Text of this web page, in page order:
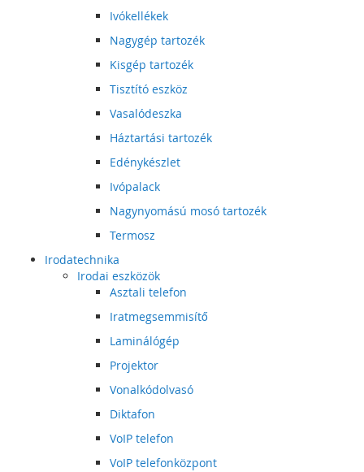
Ivókellékek
Nagygép tartozék
Kisgép tartozék
Tisztító eszköz
Vasalódeszka
Háztartási tartozék
Edénykészlet
Ivópalack
Nagynyomású mosó tartozék
Termosz
Irodatechnika
Irodai eszközök
Asztali telefon
Iratmegsemmisítő
Laminálógép
Projektor
Vonalkódolvasó
Diktafon
VoIP telefon
VoIP telefonközpont